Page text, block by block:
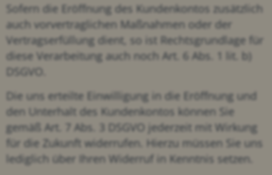
Sofern die Eröffnung des Kundenkontos zusätzlich
auch vorvertraglichen Maßnahmen oder der
Vertragserfüllung dient, so ist Rechtsgrundlage für
diese Verarbeitung auch noch Art. 6 Abs. 1 lit. b)
DSGVO.
Die uns erteilte Einwilligung in die Eröffnung und
den Unterhalt des Kundenkontos können Sie
gemäß Art. 7 Abs. 3 DSGVO jederzeit mit Wirkung
für die Zukunft widerrufen. Hierzu müssen Sie uns
lediglich über Ihren Widerruf in Kenntnis setzen.